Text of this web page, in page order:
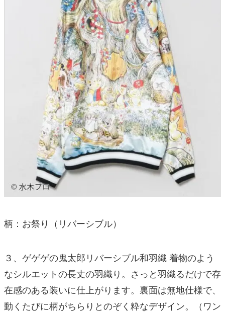
柄：お祭り（リバーシブル）
３、ゲゲゲの鬼太郎リバーシブル和羽織 着物のよう
なシルエットの長丈の羽織り。さっと羽織るだけで存
在感のある装いに仕上がります。裏面は無地仕様で、
動くたびに柄がちらりとのぞく粋なデザイン。（ワン